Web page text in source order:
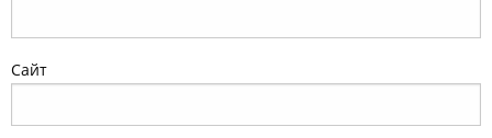
Сайт